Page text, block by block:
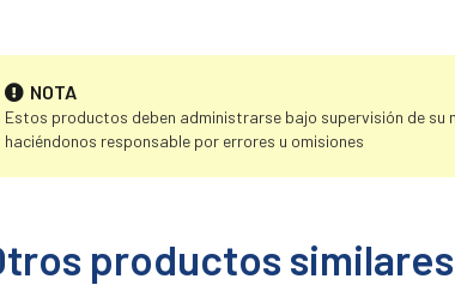
NOTA
Estos productos deben administrarse bajo supervisión de
haciéndonos responsable por errores u omisiones
productos similares